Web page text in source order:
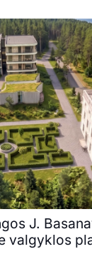
J.
valgyklos